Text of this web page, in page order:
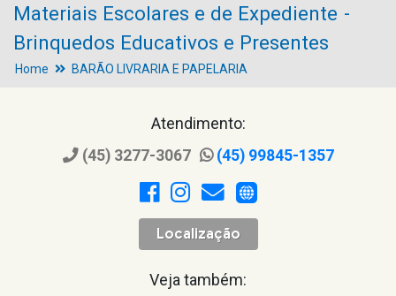
Materiais Escolares e de Expediente -
Brinquedos Educativos e Presentes
Home BARÃO LIVRARIA E PAPELARIA
Atendimento:
(45) 3277-3067 (45) 99845-1357
Localização
Veja também: